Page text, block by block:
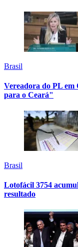
Brasil
Vereadora do PL
para o Ceará"
Brasil
Lotofácil 3754
resultado